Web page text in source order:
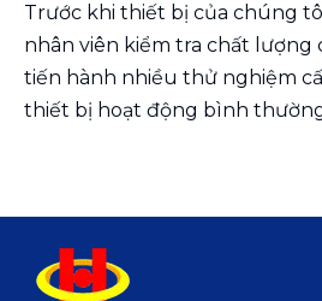
Trước khi thiết bị của chúng
nhân viên kiểm tra chất lượng
tiến hành nhiều thử nghiệm
thiết bị hoạt động bình